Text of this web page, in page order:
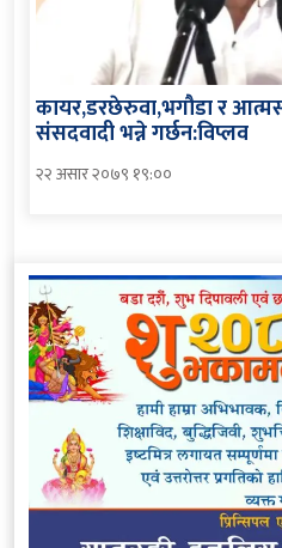
कायर,डरछेरुवा,भगौडा र
संसदवादी भन्ने गर्छन:विप्लव
२२ असार २०७९ १९:००